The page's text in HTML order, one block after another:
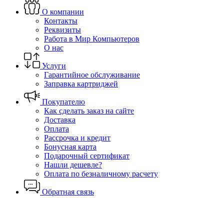
О компании
Контакты
Реквизиты
Работа в Мир Компьютеров
О нас
Услуги
Гарантийное обслуживание
Заправка картриджей
Покупателю
Как сделать заказ на сайте
Доставка
Оплата
Рассрочка и кредит
Бонусная карта
Подарочный сертификат
Нашли дешевле?
Оплата по безналичному расчету
Обратная связь